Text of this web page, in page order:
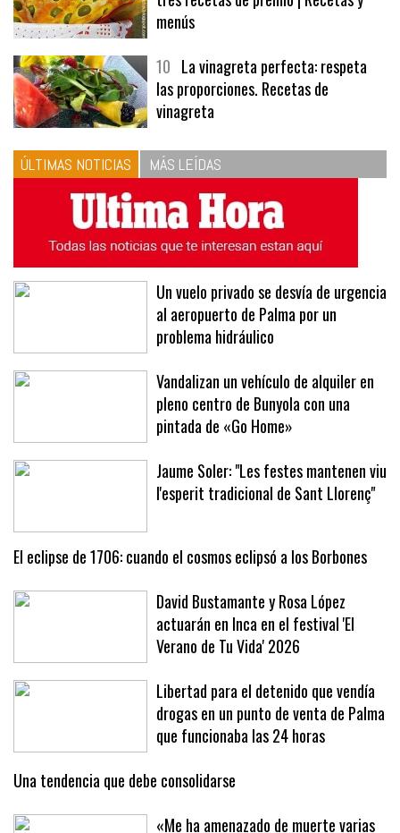
9Panecillos, gazpacho y bavarois,
tres recetas de premio | Recetas y
menús
10La vinagreta perfecta: respeta
las proporciones. Recetas de
vinagreta
ÚLTIMAS NOTICIAS MÁS LEÍDAS
Un vuelo privado se desvía de urgencia
al aeropuerto de Palma por un
problema hidráulico
Vandalizan un vehículo de alquiler en
pleno centro de Bunyola con una
pintada de «Go Home»
Jaume Soler: "Les festes mantenen viu
El eclipse de 1706: cuando el cosmos eclipsó a los Borbones
David Bustamante y Rosa López
actuarán en Inca en el festival 'El
Verano de Tu Vida' 2026
Libertad para el detenido que vendía
drogas en un punto de venta de Palma
que funcionaba las 24 horas
Una tendencia que debe consolidarse